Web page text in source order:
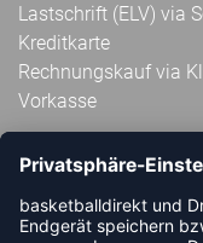
Lastschrift (ELV) via
Kreditkarte
Rechnungskauf via
Vorkasse
ABONNIERE JETZT
HANDBALLDIREKT-